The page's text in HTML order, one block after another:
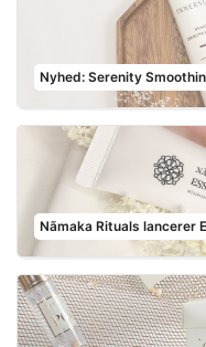
Nyhed: Serenity
Nãmaka Rituals lancerer